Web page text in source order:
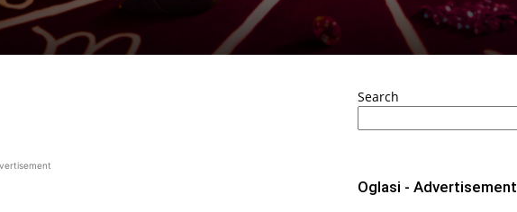
Search
Oglasi - Advertisement